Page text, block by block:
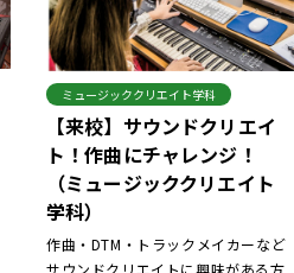
ミュージッククリエイト学科
【来校】サウンドクリエイ
ト！作曲にチャレンジ！
（ミュージッククリエイト
学科）
作曲・DTM・トラックメイカーなど